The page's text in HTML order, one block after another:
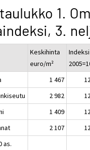
1.
3.
Keskihinta
euro/m²
Indeksi
1 467
2 982
1 409
2 107
as.